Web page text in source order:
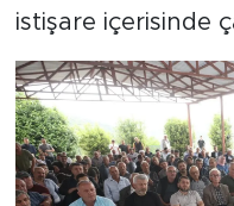
istişare içerisinde